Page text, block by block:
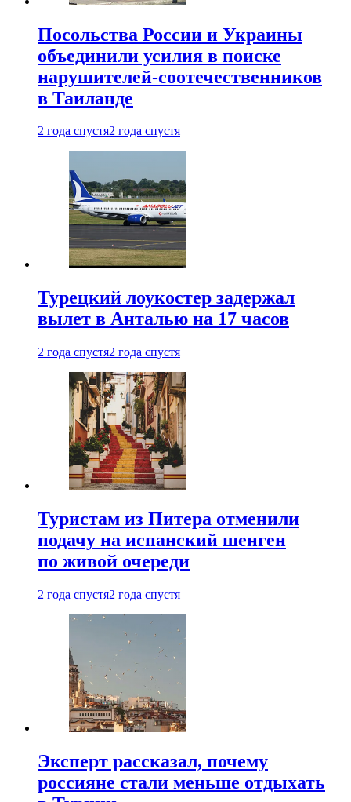
Посольства России и Украины
объединили усилия в поиске
нарушителей-соотечественников
в Таиланде
2 года спустя2 года спустя
Турецкий лоукостер задержал
вылет в Анталью на 17 часов
2 года спустя2 года спустя
Туристам из Питера отменили
подачу на испанский шенген
по живой очереди
2 года спустя2 года спустя
Эксперт рассказал, почему
россияне стали меньше отдыхать